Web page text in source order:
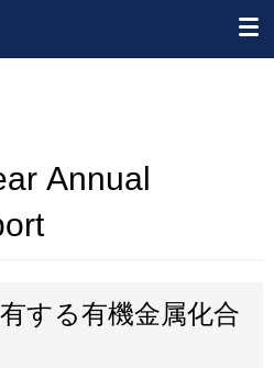
Annual
する有機金属化合